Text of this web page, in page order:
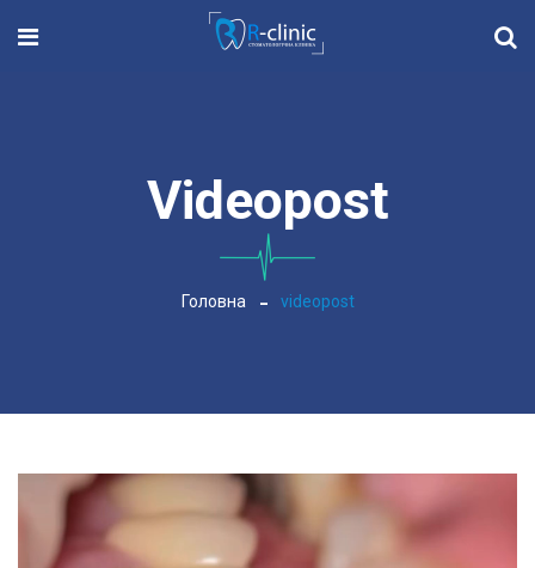
Videopost
Головна videopost
Відеопрогравач